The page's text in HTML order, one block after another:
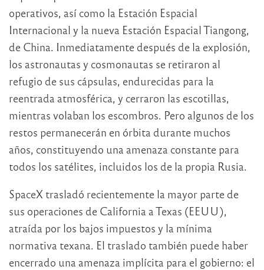
operativos, así como la Estación Espacial
Internacional y la nueva Estación Espacial Tiangong,
de China. Inmediatamente después de la explosión,
los astronautas y cosmonautas se retiraron al
refugio de sus cápsulas, endurecidas para la
reentrada atmosférica, y cerraron las escotillas,
mientras volaban los escombros. Pero algunos de los
restos permanecerán en órbita durante muchos
años, constituyendo una amenaza constante para
todos los satélites, incluidos los de la propia Rusia.
SpaceX trasladó recientemente la mayor parte de
sus operaciones de California a Texas (EEUU),
atraída por los bajos impuestos y la mínima
normativa texana. El traslado también puede haber
encerrado una amenaza implícita para el gobierno: el